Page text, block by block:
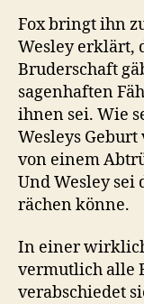
Fox bringt ihn
Wesley erklärt,
Bruderschaft
sagenhaften
ihnen sei. Wie
Wesleys
von einem
Und Wesley sei
rächen könne.
In einer
vermutlich alle
verabschiedet